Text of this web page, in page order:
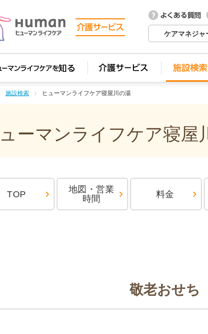
ケアマネジャ
施設検索 ヒューマンライフケア寝屋川の湯
ーマンライフケア寝屋
TOP
地図・営業
時間
料金
敬老おせち